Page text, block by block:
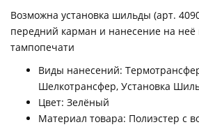
Возможна установка шильды (арт.
передний карман и нанесение на неё
тампопечати
Виды нанесений:
Шелкотрансфер, Установка
Цвет: Зелёный
Материал товара: Полиэстер с